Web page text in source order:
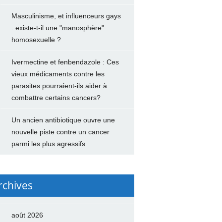
Masculinisme, et influenceurs gays
: existe-t-il une "manosphère"
homosexuelle ?
Ivermectine et fenbendazole : Ces
vieux médicaments contre les
parasites pourraient-ils aider à
combattre certains cancers?
Un ancien antibiotique ouvre une
nouvelle piste contre un cancer
parmi les plus agressifs
août 2026